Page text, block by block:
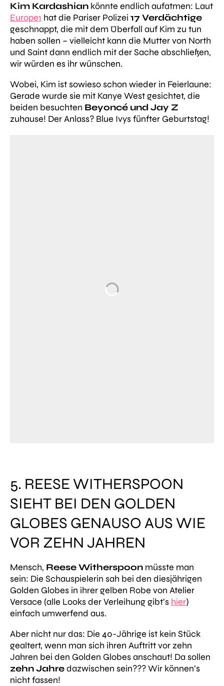
Kim Kardashian könnte endlich aufatmen: Laut
Europe1 hat die Pariser Polizei 17 Verdächtige
geschnappt, die mit dem Überfall auf Kim zu tun
haben sollen – vielleicht kann die Mutter von North
und Saint dann endlich mit der Sache abschließen,
wir würden es ihr wünschen.
Wobei, Kim ist sowieso schon wieder in Feierlaune:
Gerade wurde sie mit Kanye West gesichtet, die
beiden besuchten Beyoncé und Jay Z
zuhause! Der Anlass? Blue Ivys fünfter Geburtstag!
5. REESE WITHERSPOON
SIEHT BEI DEN GOLDEN
GLOBES GENAUSO AUS WIE
VOR ZEHN JAHREN
Mensch, Reese Witherspoon müsste man
sein: Die Schauspielerin sah bei den diesjährigen
Golden Globes in ihrer gelben Robe von Atelier
Versace (alle Looks der Verleihung gibt’s hier)
einfach umwerfend aus.
Aber nicht nur das: Die 40-Jährige ist kein Stück
gealtert, wenn man sich ihren Auftritt vor zehn
Jahren bei den Golden Globes anschaut! Da sollen
zehn Jahredazwischen sein??? Wir können’s
nicht fassen!